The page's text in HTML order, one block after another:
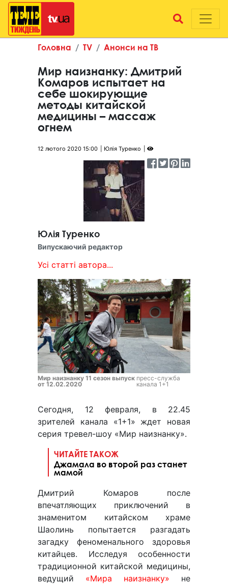
Головна TV Анонси на ТВ
Мир наизнанку: Дмитрий
Комаров испытает на
себе шокирующие
методы китайской
медицины – массаж
огнем
12 лютого 2020 15:00 Юлія Туренко
Юлія Туренко
Випускаючий редактор
Усі статті автора...
Мир наизнанку 11 сезон выпуск
от 12.02.2020
пресс-служба
канала 1+1
Сегодня, 12 февраля, в 22.45
зрителей канала «1+1» ждет новая
серия тревел-шоу «Мир наизнанку».
ЧИТАЙТЕ ТАКОЖ
Джамала во второй раз станет
мамой
Дмитрий Комаров после
впечатляющих приключений в
знаменитом китайском храме
Шаолинь попытается разгадать
загадку феноменального здоровья
китайцев. Исследуя особенности
традиционной китайской медицины,
ведущий «Мира наизнанку» не